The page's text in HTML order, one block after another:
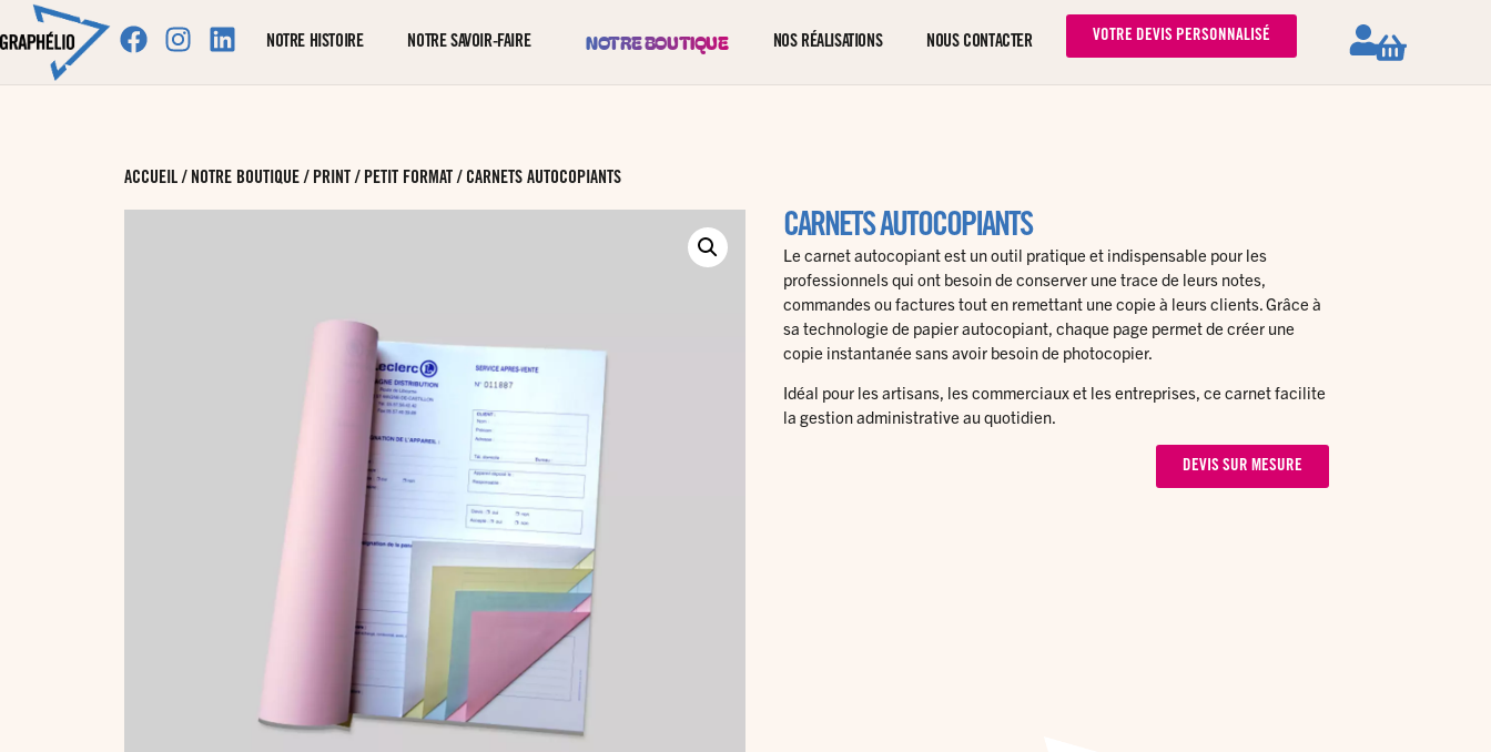
NOTRE HISTOIRE NOTRE SAVOIR-FAIRE NOTRE BOUTIQUE NOS RÉALISATIONS NOUS CONTACTER VOTRE DEVIS PERSONNALISÉ
ACCUEIL / NOTRE BOUTIQUE / PRINT / PETIT FORMAT / CARNETS AUTOCOPIANTS
CARNETS AUTOCOPIANTS
Le carnet autocopiant est un outil pratique et indispensable pour les
professionnels qui ont besoin de conserver une trace de leurs notes,
commandes ou factures tout en remettant une copie à leurs clients. Grâce à
sa technologie de papier autocopiant, chaque page permet de créer une
copie instantanée sans avoir besoin de photocopier.
Idéal pour les artisans, les commerciaux et les entreprises, ce carnet facilite
la gestion administrative au quotidien.
DEVIS SUR MESURE